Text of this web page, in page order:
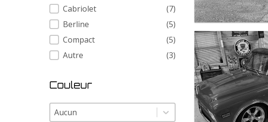
Cabriolet
(7)
Berline
(5)
Compact
(5)
Autre
(3)
Couleur
Couleur
Couleur